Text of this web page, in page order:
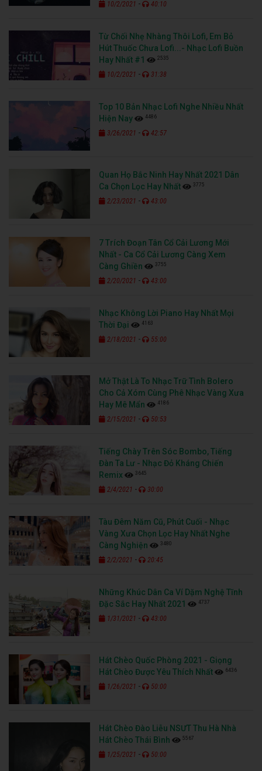
10/2/2021 - 40:10
Từ Chối Nhẹ Nhàng Thôi Lofi, Em Bỏ
Hút Thuốc Chưa Lofi...- Nhạc Lofi Buồn
Hay Nhất #1
2535
10/2/2021 - 31:38
Top 10 Bản Nhạc Lofi Nghe Nhiều Nhất
Hiện Nay
4486
3/26/2021 - 42:57
Quan Họ Bắc Ninh Hay Nhất 2021 Dân
Ca Chọn Lọc Hay Nhất
3775
2/23/2021 - 43:00
7 Trích Đoạn Tân Cổ Cải Lương Mới
Nhất - Ca Cổ Cải Lương Càng Xem
Càng Ghiền
3755
2/20/2021 - 43:00
Nhạc Không Lời Piano Hay Nhất Mọi
Thời Đại
4163
2/18/2021 - 55:00
Mở Thật Là To Nhạc Trữ Tình Bolero
Cho Cả Xóm Cùng Phê Nhạc Vàng Xưa
Hay Mê Mẩn
4186
2/15/2021 - 50:53
Tiếng Chày Trên Sóc Bombo, Tiếng
Đàn Ta Lư - Nhạc Đỏ Kháng Chiến
Remix
3645
2/4/2021 - 30:00
Tàu Đêm Năm Cũ, Phút Cuối - Nhạc
Vàng Xưa Chọn Lọc Hay Nhất Nghe
Càng Nghiện
3480
2/2/2021 - 20:45
Những Khúc Dân Ca Ví Dặm Nghệ Tĩnh
Đặc Sắc Hay Nhất 2021
4737
1/31/2021 - 43:00
Hát Chèo Quốc Phòng 2021 - Giọng
Hát Chèo Được Yêu Thích Nhất
6436
1/26/2021 - 50:00
Hát Chèo Đào Liễu NSƯT Thu Hà Nhà
Hát Chèo Thái Bình
5567
1/25/2021 - 50:00